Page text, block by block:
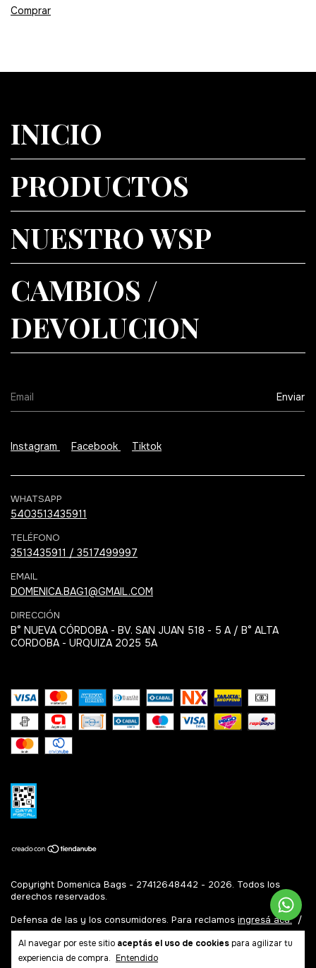
Al navegar por este sitio aceptás el uso de cookiespara agilizar tu
experiencia de compra. Entendido
INICIO
PRODUCTOS
NUESTRO WSP
CAMBIOS /
DEVOLUCION
Instagram Facebook Tiktok
WHATSAPP
5403513435911
TELÉFONO
3513435911 / 3517499997
EMAIL
DOMENICA.BAG1@GMAIL.COM
DIRECCIÓN
B° NUEVA CÓRDOBA - BV. SAN JUAN 518 - 5 A / B° ALTA
CORDOBA - URQUIZA 2025 5A
Copyright Domenica Bags - 27412648442 - 2026. Todos los
derechos reservados.
Defensa de las y los consumidores. Para reclamos ingresá acá. /
Botón de arrepentimiento